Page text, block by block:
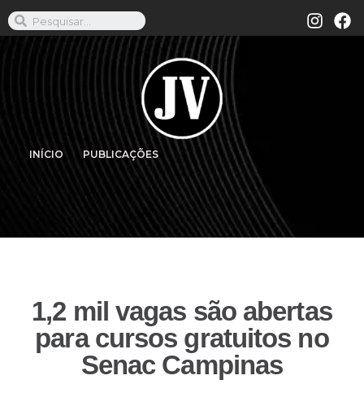
INÍCIO PUBLICAÇÕES
1,2 mil vagas são abertas
para cursos gratuitos no
Senac Campinas